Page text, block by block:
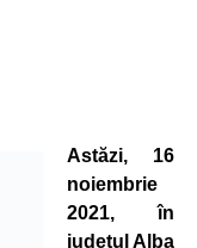
Astăzi, 16
noiembrie
2021, în
județul Alba